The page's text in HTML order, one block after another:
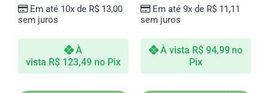
Em até 10x de R$13,00
sem juros
À
vista R$ 123,49 no Pix
Em até 9x de R$11,11
sem juros
À vista R$94,99 no
Pix